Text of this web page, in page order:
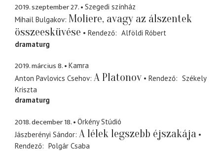
2019. szeptember 27.
Szegedi színház
Mihail Bulgakov Moliere, avagy az álszentek
összeesküvése
Rendező
Alföldi Róbert
dramaturg
2019. március 8.
Kamra
Anton Pavlovics Csehov A Platonov Rendező
Székely
Kriszta
dramaturg
2018. december 18.
Örkény Stúdió
Jászberényi Sándor A lélek legszebb éjszakája
Rendező
Polgár Csaba